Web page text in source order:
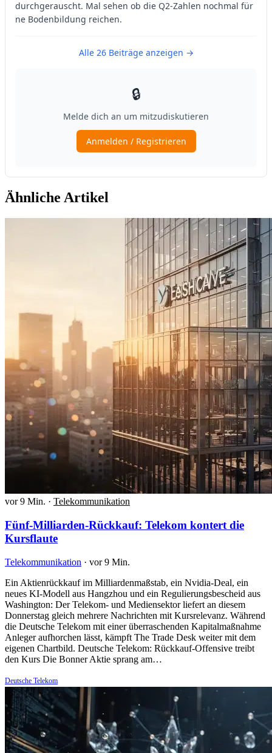
Ähnliche Artikel
vor 9 Min. · Telekommunikation
Fünf-Milliarden-Rückkauf: Telekom kontert die
Kursflaute
Telekommunikation · vor 9 Min.
Ein Aktienrückkauf im Milliardenmaßstab, ein Nvidia-Deal, ein
neues KI-Modell aus Hangzhou und ein Regulierungsbescheid aus
Washington: Der Telekom- und Mediensektor liefert an diesem
Donnerstag gleich mehrere Nachrichten mit Kursrelevanz. Während
die Deutsche Telekom mit einer überraschenden Kapitalmaßnahme
Anleger aufhorchen lässt, kämpft The Trade Desk weiter mit dem
eigenen Chartbild. Deutsche Telekom: Rückkauf-Offensive treibt
den Kurs Die Bonner Aktie sprang am…
Deutsche Telekom